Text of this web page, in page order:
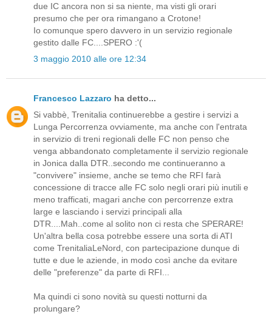
due IC ancora non si sa niente, ma visti gli orari
presumo che per ora rimangano a Crotone!
Io comunque spero davvero in un servizio regionale
gestito dalle FC....SPERO :'(
3 maggio 2010 alle ore 12:34
Francesco Lazzaro ha detto...
Si vabbè, Trenitalia continuerebbe a gestire i servizi a
Lunga Percorrenza ovviamente, ma anche con l'entrata
in servizio di treni regionali delle FC non penso che
venga abbandonato completamente il servizio regionale
in Jonica dalla DTR..secondo me continueranno a
"convivere" insieme, anche se temo che RFI farà
concessione di tracce alle FC solo negli orari più inutili e
meno trafficati, magari anche con percorrenze extra
large e lasciando i servizi principali alla
DTR....Mah..come al solito non ci resta che SPERARE!
Un'altra bella cosa potrebbe essere una sorta di ATI
come TrenitaliaLeNord, con partecipazione dunque di
tutte e due le aziende, in modo così anche da evitare
delle "preferenze" da parte di RFI...
Ma quindi ci sono novità su questi notturni da
prolungare?